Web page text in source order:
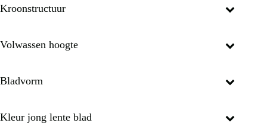
Kroonstructuur
Volwassen hoogte
Bladvorm
Kleur jong lente blad